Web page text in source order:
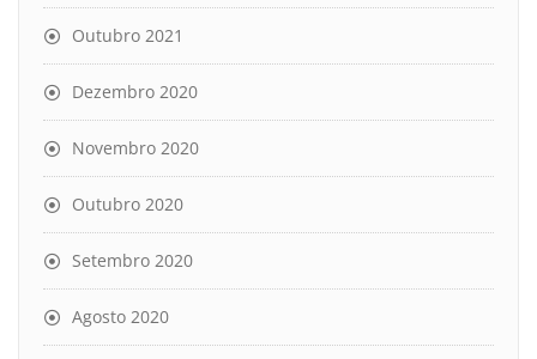
Outubro 2021
Dezembro 2020
Novembro 2020
Outubro 2020
Setembro 2020
Agosto 2020